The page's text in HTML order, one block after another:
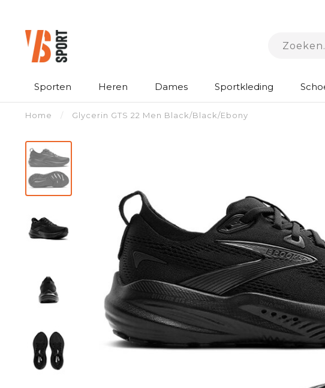
Sporten Heren Dames Sportkleding
Home / Glycerin GTS 22 Men Black/Black/Ebony